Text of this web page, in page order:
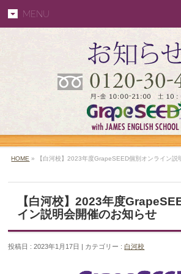
MENU
HOME » 【白河校】2023年度GrapeSEED個別オンライン説
【白河校】2023年度
イン説明会開催のお知らせ
投稿日 : 2023年1月17日 | カテゴリー :白河校